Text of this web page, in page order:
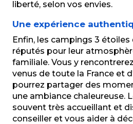
liberté, selon vos envies.
Une expérience
Enfin, les campings 3
réputés pour leur
familiale. Vous y
venus de toute la France et
pourrez partager des
une ambiance chaleureuse.
souvent très accueillant et
conseiller et vous aider à